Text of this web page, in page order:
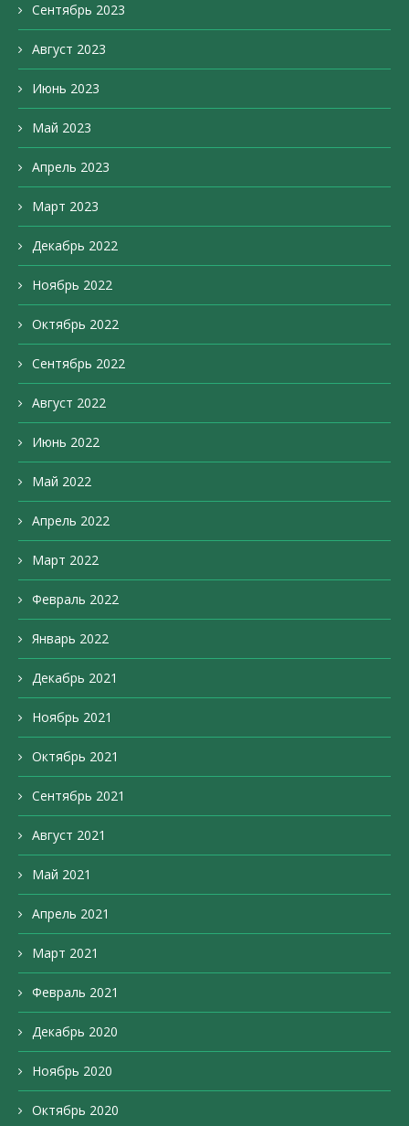
Сентябрь 2023
Август 2023
Июнь 2023
Май 2023
Апрель 2023
Март 2023
Декабрь 2022
Ноябрь 2022
Октябрь 2022
Сентябрь 2022
Август 2022
Июнь 2022
Май 2022
Апрель 2022
Март 2022
Февраль 2022
Январь 2022
Декабрь 2021
Ноябрь 2021
Октябрь 2021
Сентябрь 2021
Август 2021
Май 2021
Апрель 2021
Март 2021
Февраль 2021
Декабрь 2020
Ноябрь 2020
Октябрь 2020